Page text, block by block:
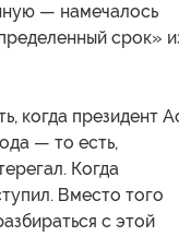
— намечалось
срок»
когда президент
— то есть,
Когда
Вместо того
с этой